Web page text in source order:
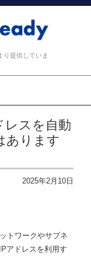
り提供していま
レスを自動
あります
2025年2月10日
トワークやサブネ
アドレスを利用す